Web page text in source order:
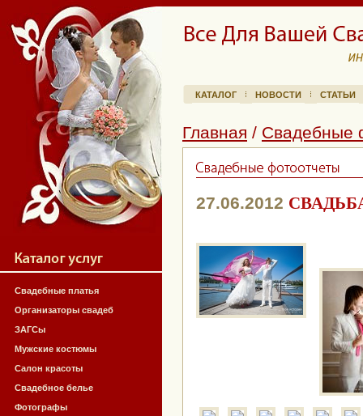
Свадебные платья
Организаторы свадеб
ЗАГСы
Мужские костюмы
Салон красоты
Свадебное белье
Фотографы
КАТАЛОГ НОВОСТИ СТАТЬИ
Главная / Свадебные
27.06.2012